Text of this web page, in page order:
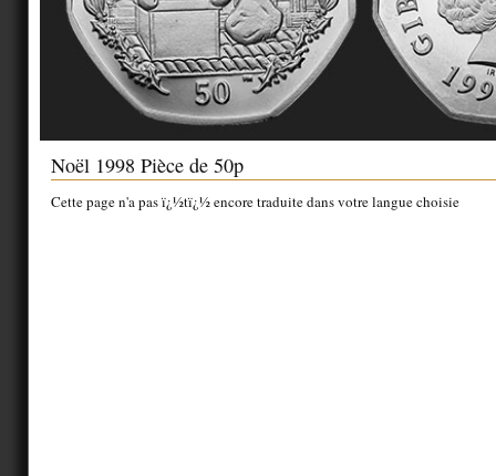
Noël 1998 Pièce de 50p
Cette page n'a pas ï¿½tï¿½ encore traduite dans votre langue choisie